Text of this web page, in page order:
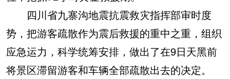
四川省九寨沟地震抗震救灾指挥部审时度
势，把游客疏散作为震后救援的重中之重，组织
应急运力，科学统筹安排，做出了在9日天黑前
将景区滞留游客和车辆全部疏散出去的决定。